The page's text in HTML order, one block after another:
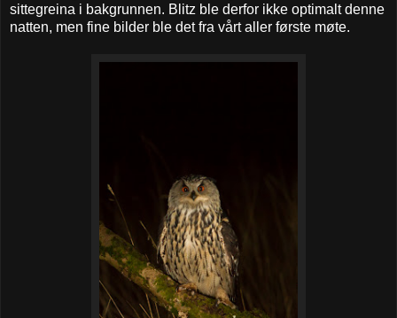
sittegreina i bakgrunnen. Blitz ble derfor ikke optimalt denne
natten, men fine bilder ble det fra vårt aller første møte.